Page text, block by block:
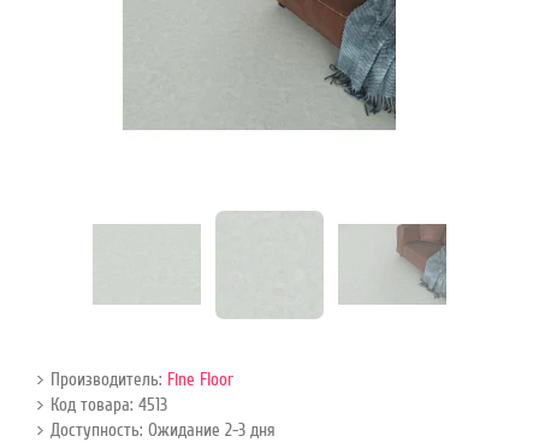
Производитель: Fine Floor
Код товара: 4513
Доступность: Ожидание 2-3 дня